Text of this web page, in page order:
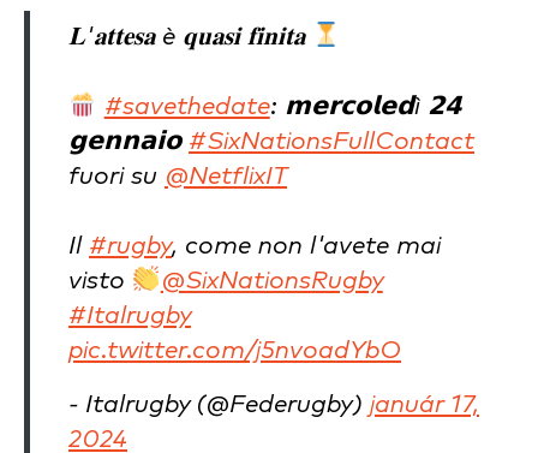
𝐋'𝐚𝐭𝐭𝐞𝐬𝐚 è 𝐪𝐮𝐚𝐬𝐢 𝐟𝐢𝐧𝐢𝐭𝐚
#savethedate: 𝗺𝗲𝗿𝗰𝗼𝗹𝗲𝗱ì 𝟮𝟰
𝗴𝗲𝗻𝗻𝗮𝗶𝗼 #SixNationsFullContact
fuori su @NetflixIT
Il #rugby, come non l'avete mai
visto
@SixNationsRugby
#Italrugby
pic.twitter.com/j5nvoadYbO
- Italrugby (@Federugby) január 17,
2024